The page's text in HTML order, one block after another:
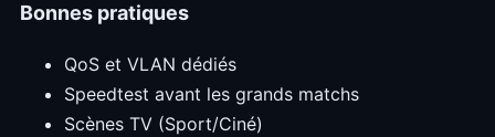
Bonnes pratiques
QoS et VLAN dédiés
Speedtest avant les grands matchs
Scènes TV (Sport/Ciné)